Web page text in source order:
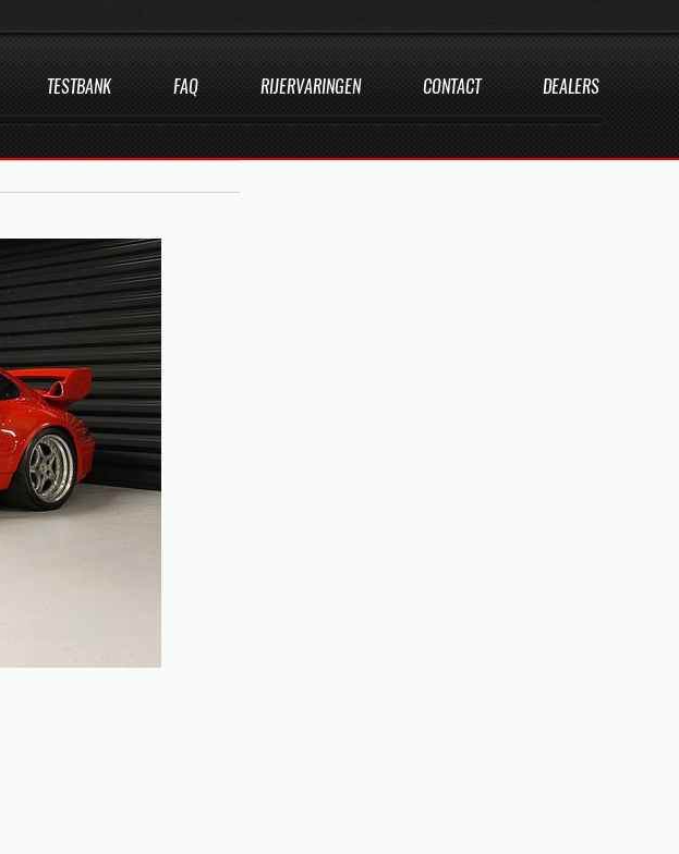
TESTBANK FAQ RIJERVARINGEN CONTACT DEALERS